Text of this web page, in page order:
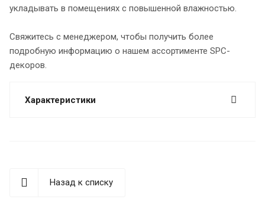
укладывать в помещениях с повышенной влажностью.
Свяжитесь с менеджером, чтобы получить более
подробную информацию о нашем ассортименте SPC-
декоров.
Характеристики
Назад к списку